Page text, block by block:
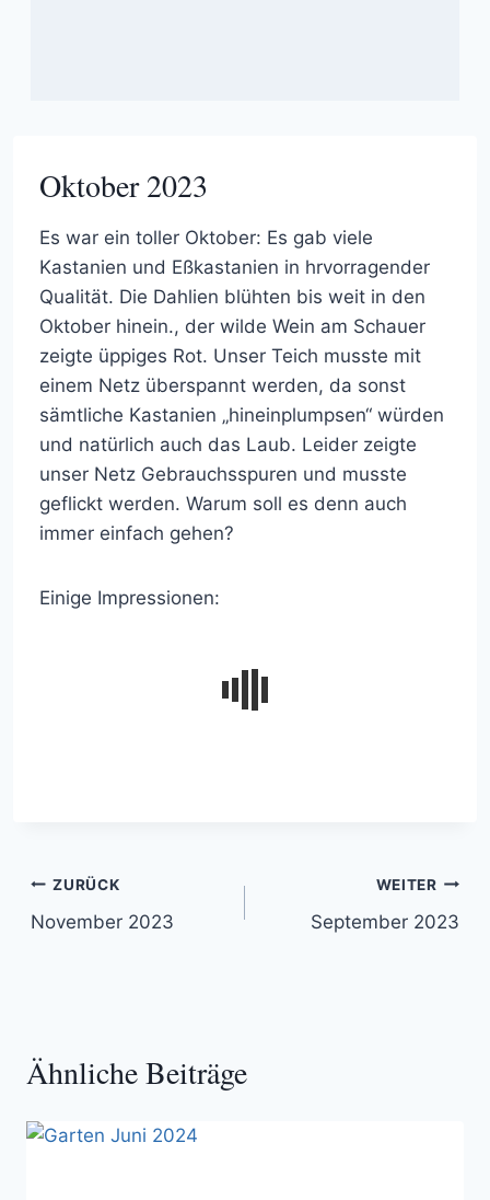
Oktober 2023
Es war ein toller Oktober: Es gab viele
Kastanien und Eßkastanien in hrvorragender
Qualität. Die Dahlien blühten bis weit in den
Oktober hinein., der wilde Wein am Schauer
zeigte üppiges Rot. Unser Teich musste mit
einem Netz überspannt werden, da sonst
sämtliche Kastanien „hineinplumpsen“ würden
und natürlich auch das Laub. Leider zeigte
unser Netz Gebrauchsspuren und musste
geflickt werden. Warum soll es denn auch
immer einfach gehen?
Einige Impressionen:
Beitragsnavigation
ZURÜCK
November 2023
WEITER
September 2023
Ähnliche Beiträge